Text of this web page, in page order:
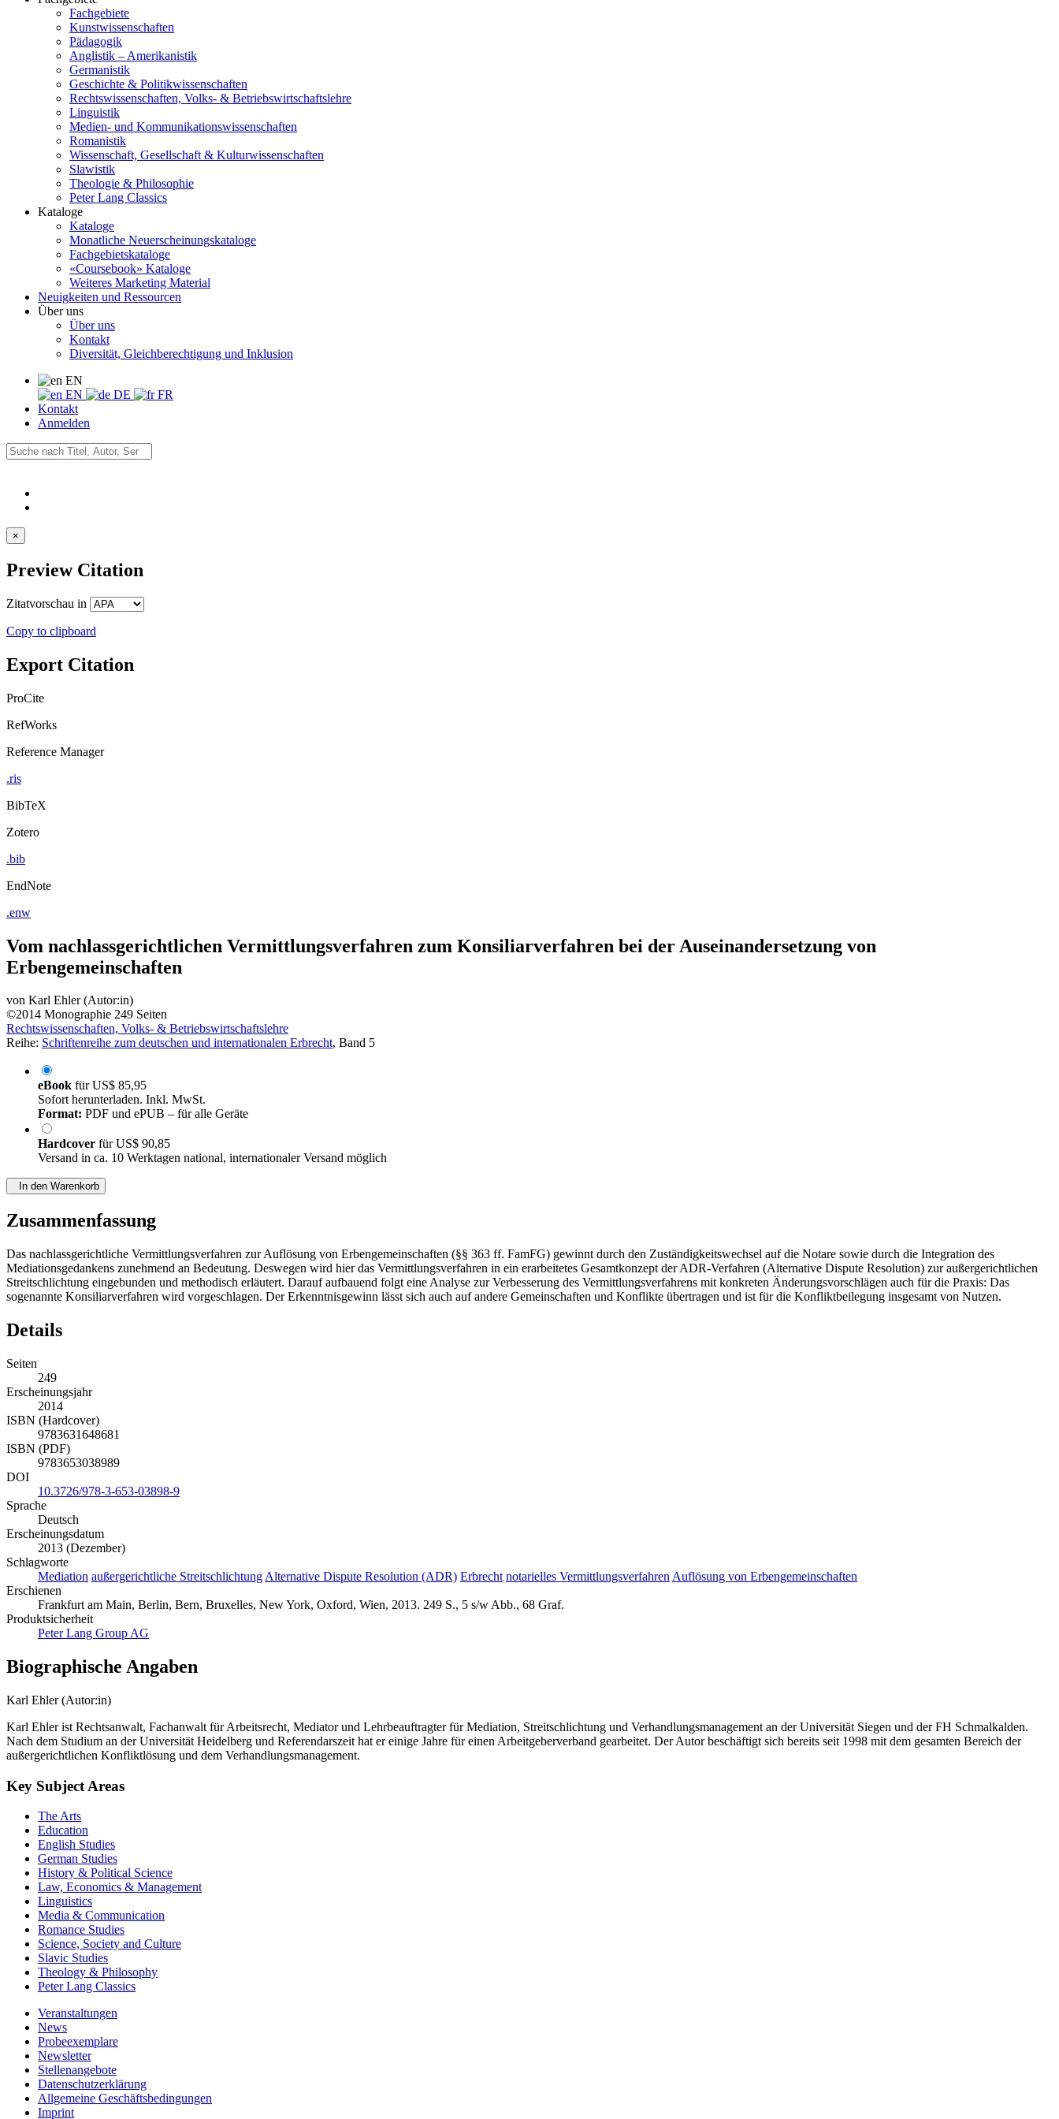
Fachgebiete
Kunstwissenschaften
Pädagogik
Anglistik – Amerikanistik
Germanistik
Geschichte & Politikwissenschaften
Rechtswissenschaften, Volks- & Betriebswirtschaftslehre
Linguistik
Medien- und Kommunikationswissenschaften
Romanistik
Wissenschaft, Gesellschaft & Kulturwissenschaften
Slawistik
Theologie & Philosophie
Peter Lang Classics
Kataloge
Kataloge
Monatliche Neuerscheinungskataloge
Fachgebietskataloge
«Coursebook» Kataloge
Weiteres Marketing Material
Neuigkeiten und Ressourcen
Über uns
Über uns
Kontakt
Diversität, Gleichberechtigung und Inklusion
EN
EN
DE
FR
Kontakt
Anmelden
×
Preview Citation
Zitatvorschau in
Copy to clipboard
Export Citation
ProCite
RefWorks
Reference Manager
.ris
BibTeX
Zotero
.bib
EndNote
.enw
Vom nachlassgerichtlichen Vermittlungsverfahren zum Konsiliarverfahren bei der Auseinandersetzung von
Erbengemeinschaften
von Karl Ehler (Autor:in)
©2014 Monographie 249 Seiten
Rechtswissenschaften, Volks- & Betriebswirtschaftslehre
Reihe: Schriftenreihe zum deutschen und internationalen Erbrecht, Band 5
eBook fürUS$ 85,95
Sofort herunterladen. Inkl. MwSt.
Format: PDF und ePUB – für alle Geräte
Hardcover fürUS$ 90,85
Versand in ca. 10 Werktagen national, internationaler Versand möglich
In den Warenkorb
Zusammenfassung
Das nachlassgerichtliche Vermittlungsverfahren zur Auflösung von Erbengemeinschaften (§§ 363 ff. FamFG) gewinnt durch den Zuständigkeitswechsel auf die Notare sowie durch die Integration des
Mediationsgedankens zunehmend an Bedeutung. Deswegen wird hier das Vermittlungsverfahren in ein erarbeitetes Gesamtkonzept der ADR-Verfahren (Alternative Dispute Resolution) zur außergerichtlichen
Streitschlichtung eingebunden und methodisch erläutert. Darauf aufbauend folgt eine Analyse zur Verbesserung des Vermittlungsverfahrens mit konkreten Änderungsvorschlägen auch für die Praxis: Das
sogenannte Konsiliarverfahren wird vorgeschlagen. Der Erkenntnisgewinn lässt sich auch auf andere Gemeinschaften und Konflikte übertragen und ist für die Konfliktbeilegung insgesamt von Nutzen.
Details
Seiten
249
Erscheinungsjahr
2014
ISBN (Hardcover)
9783631648681
ISBN (PDF)
9783653038989
DOI
10.3726/978-3-653-03898-9
Sprache
Deutsch
Erscheinungsdatum
2013 (Dezember)
Schlagworte
Mediation außergerichtliche Streitschlichtung Alternative Dispute Resolution (ADR) Erbrecht notarielles Vermittlungsverfahren Auflösung von Erbengemeinschaften
Erschienen
Frankfurt am Main, Berlin, Bern, Bruxelles, New York, Oxford, Wien, 2013. 249 S., 5 s/w Abb., 68 Graf.
Produktsicherheit
Peter Lang Group AG
Biographische Angaben
Karl Ehler (Autor:in)
Karl Ehler ist Rechtsanwalt, Fachanwalt für Arbeitsrecht, Mediator und Lehrbeauftragter für Mediation, Streitschlichtung und Verhandlungsmanagement an der Universität Siegen und der FH Schmalkalden.
Nach dem Studium an der Universität Heidelberg und Referendarszeit hat er einige Jahre für einen Arbeitgeberverband gearbeitet. Der Autor beschäftigt sich bereits seit 1998 mit dem gesamten Bereich der
außergerichtlichen Konfliktlösung und dem Verhandlungsmanagement.
Key Subject Areas
The Arts
Education
English Studies
German Studies
History & Political Science
Law, Economics & Management
Linguistics
Media & Communication
Romance Studies
Science, Society and Culture
Slavic Studies
Theology & Philosophy
Peter Lang Classics
Veranstaltungen
News
Probeexemplare
Newsletter
Stellenangebote
Datenschutzerklärung
Allgemeine Geschäftsbedingungen
Imprint